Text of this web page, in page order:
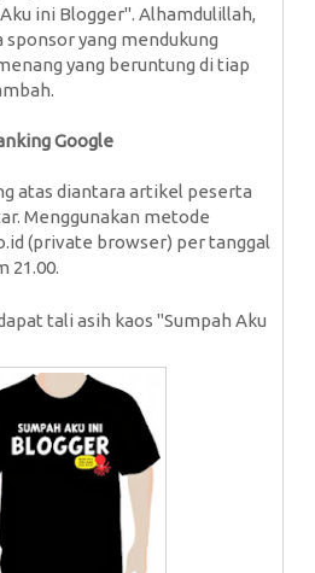
ini Blogger". Alhamdulillah,
yang mendukung
yang beruntung di tiap
Google
atas diantara artikel peserta
Menggunakan metode
(private browser) per tanggal
21.00.
tali asih kaos "Sumpah Aku